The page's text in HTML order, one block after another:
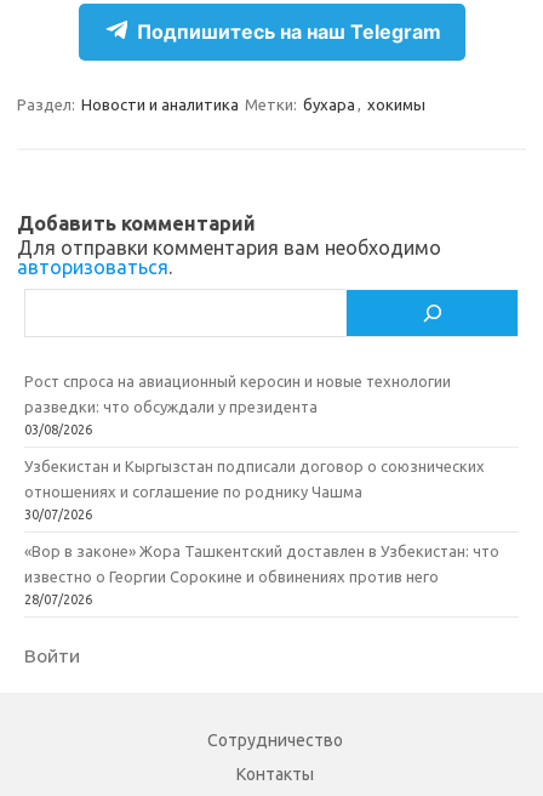
s
i
k
b
k
р
и
т
Подпишитесь на наш Telegram
Раздел: Новости и аналитика Метки: бухара , хокимы
Добавить комментарий
Для отправки комментария вам необходимо
авторизоваться.
Рост спроса на авиационный керосин и новые технологии
разведки: что обсуждали у президента
03/08/2026
Узбекистан и Кыргызстан подписали договор о союзнических
отношениях и соглашение по роднику Чашма
30/07/2026
«Вор в законе» Жора Ташкентский доставлен в Узбекистан: что
известно о Георгии Сорокине и обвинениях против него
28/07/2026
Войти
Сотрудничество
Контакты